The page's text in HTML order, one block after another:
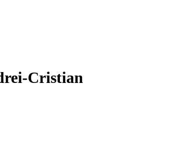
Cristian